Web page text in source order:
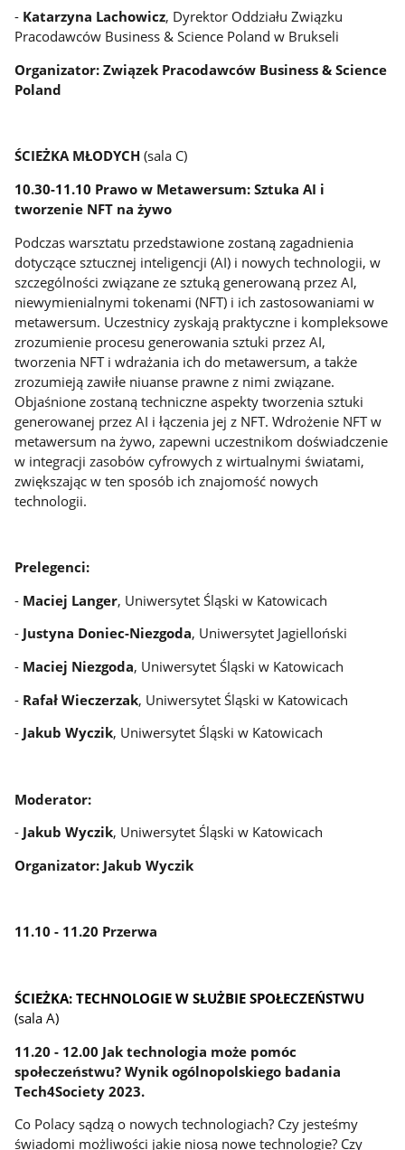
- Katarzyna Lachowicz, Dyrektor Oddziału Związku
Pracodawców Business & Science Poland w Brukseli
Organizator: Związek Pracodawców Business & Science
Poland
ŚCIEŻKA MŁODYCH(sala C)
10.30-11.10 Prawo w Metawersum: Sztuka AI i
tworzenie NFT na żywo
Podczas warsztatu przedstawione zostaną zagadnienia
dotyczące sztucznej inteligencji (AI) i nowych technologii, w
szczególności związane ze sztuką generowaną przez AI,
niewymienialnymi tokenami (NFT) i ich zastosowaniami w
metawersum. Uczestnicy zyskają praktyczne i kompleksowe
zrozumienie procesu generowania sztuki przez AI,
tworzenia NFT i wdrażania ich do metawersum, a także
zrozumieją zawiłe niuanse prawne z nimi związane.
Objaśnione zostaną techniczne aspekty tworzenia sztuki
generowanej przez AI i łączenia jej z NFT. Wdrożenie NFT w
metawersum na żywo, zapewni uczestnikom doświadczenie
w integracji zasobów cyfrowych z wirtualnymi światami,
zwiększając w ten sposób ich znajomość nowych
technologii.
Prelegenci:
- Maciej Langer, Uniwersytet Śląski w Katowicach
- Justyna Doniec-Niezgoda, Uniwersytet Jagielloński
- Maciej Niezgoda, Uniwersytet Śląski w Katowicach
- Rafał Wieczerzak, Uniwersytet Śląski w Katowicach
- Jakub Wyczik, Uniwersytet Śląski w Katowicach
Moderator:
- Jakub Wyczik, Uniwersytet Śląski w Katowicach
Organizator: Jakub Wyczik
11.10 - 11.20 Przerwa
ŚCIEŻKA: TECHNOLOGIE W SŁUŻBIE SPOŁECZEŃSTWU
(sala A)
11.20 - 12.00 Jak technologia może pomóc
społeczeństwu? Wynik ogólnopolskiego badania
Tech4Society 2023.
Co Polacy sądzą o nowych technologiach? Czy jesteśmy
świadomi możliwości jakie niosą nowe technologie? Czy